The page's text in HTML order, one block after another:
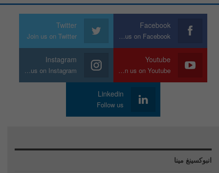
Facebook
Join us on Facebook
Twitter
Join us on Twitter
Youtube
Join us on Youtube
Instagram
Join us on Instagram
Linkedin
Follow us
انبوكسينغ مينا